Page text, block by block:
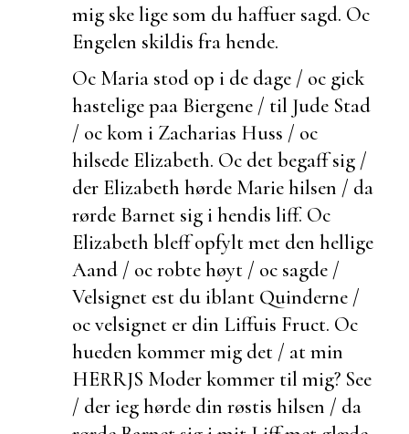
mig ske lige som du haffuer sagd. Oc
Engelen skildis fra hende.
Oc Maria stod op i de dage / oc gick
hastelige paa Biergene / til Jude Stad
/ oc kom i Zacharias Huss / oc
hilsede Elizabeth. Oc detbegaff sig /
der Elizabeth hørde Marie hilsen / da
rørde Barnet sig i hendis liff. Oc
Elizabeth bleff opfylt met den hellige
Aand / oc robte høyt / oc sagde /
Velsignet est du iblant Quinderne /
oc velsignet er din Liffuis Fruct. Oc
hueden kommer mig det / at min
HERRJS Moder kommer til mig? See
/ der ieg hørde din røstis hilsen / da